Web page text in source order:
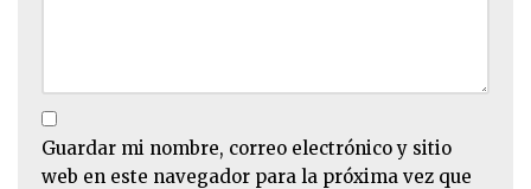
Guardar mi nombre, correo electrónico y sitio
web en este navegador para la próxima vez que